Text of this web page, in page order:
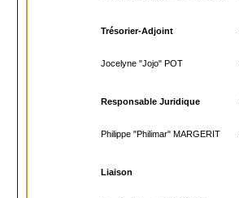
Trésorier-Adjoint
Jocelyne "Jojo" POT
Responsable Juridique
Philippe "Philimar" MARGERIT
Liaison